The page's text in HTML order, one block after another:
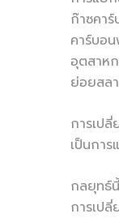
ก๊าซคา
คาร์บอ
อุตสาห
ย่อยสล
การเป
เป็นกา
กลยุทธ์
การเป